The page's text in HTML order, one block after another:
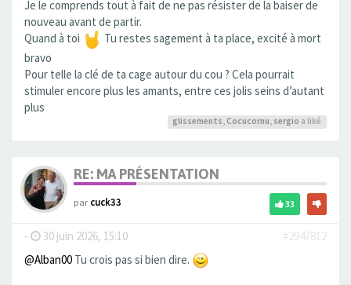
Je le comprends tout à fait de ne pas résister de la baiser de
nouveau avant de partir.
Quand à toi
Tu restes sagement à ta place, excité à mort
bravo
Pour telle la clé de ta cage autour du cou ? Cela pourrait
stimuler encore plus les amants, entre ces jolis seins d’autant
plus
glissements, Cocucornu, sergio a liké
RE: MA PRÉSENTATION
parcuck33 33
- 30 juin 2026, 15:10
#2947812
@Alban00 Tu crois pas si bien dire.